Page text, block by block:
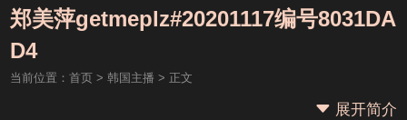
郑美萍getmeplz#20201117编号8031DA
D4
当前位置： 首页> 韩国主播 > 正文
展开简介
本站大事件(19j网站发展历程)